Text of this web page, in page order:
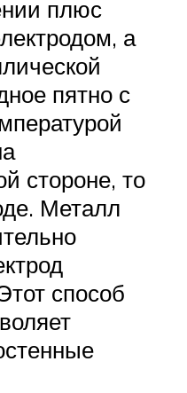
плюс
а
пятно с
стороне, то
Металл
способ